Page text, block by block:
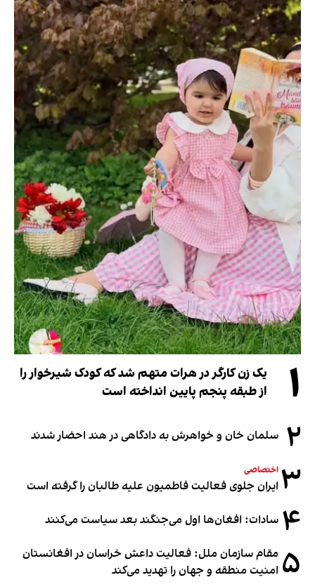
۱
یک زن کارگر در هرات متهم شد که کودک شیرخوار را
از طبقه پنجم پایین انداخته است
۲ سلمان خان و خواهرش به دادگاهی در هند احضار شدند
۳ اختصاصی
ایران جلوی فعالیت فاطمیون علیه طالبان را گرفته است
۴ سادات: افغان‌ها اول می‌جنگند بعد سیاست می‌کنند
۵ مقام سازمان ملل: فعالیت داعش خراسان در افغانستان
امنیت منطقه و جهان را تهدید می‌کند